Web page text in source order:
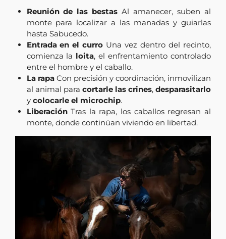
Reunión de las bestas Al amanecer, suben al
monte para localizar a las manadas y guiarlas
hasta Sabucedo.
Entrada en el curro Una vez dentro del recinto,
comienza la loita, el enfrentamiento controlado
entre el hombre y el caballo.
La rapaCon precisión y coordinación, inmovilizan
al animal para cortarle las crines,desparasitarlo
y colocarle el microchip.
LiberaciónTras la rapa, los caballos regresan al
monte, donde continúan viviendo en libertad.